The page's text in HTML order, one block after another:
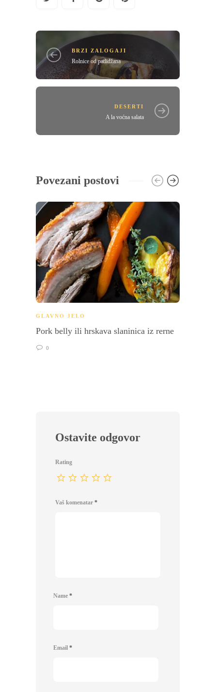
BRZI ZALOGAJI
Rolnice od patlidžana
DESERTI
A la voćna salata
Povezani postovi
GLAVNO JELO
Pork belly ili hrskava slaninica iz rerne
0
Ostavite odgovor
Rating
Vaš komenatar *
Name *
Email *